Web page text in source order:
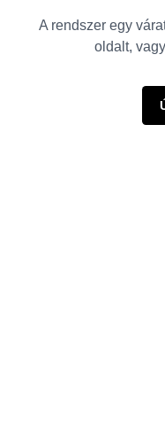
A rendszer egy
oldalt,